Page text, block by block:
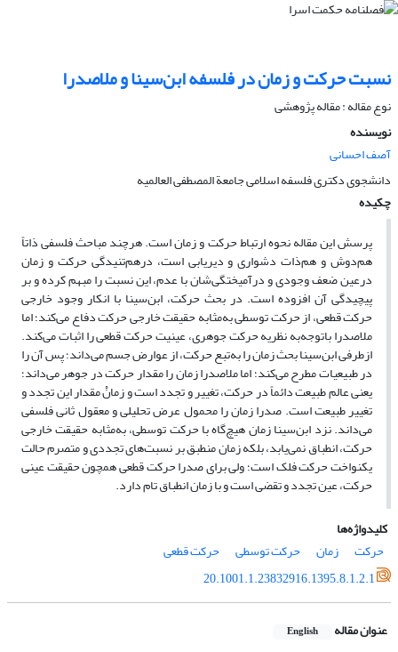
نسبت حرکت و زمان در فلسفه ابن‌سینا و ملاصدرا
نوع مقاله : مقاله پژوهشی
نویسنده
آصف احسانی
دانشجوی دکتری فلسفه اسلامی جامعة المصطفی العالمیه
چکیده
پرسش این مقاله نحوه ارتباط حرکت و زمان است. هرچند مباحث فلسفی ذاتاً
هم‌دوش و هم‌ذات دشواری و دیریابی است، درهم‌تنیدگی حرکت و زمان
درعین ضعف وجودی و درآمیختگی‌شان با عدم، این نسبت را مبهم کرده و بر
پیچیدگی آن افزوده است. در بحث حرکت، ابن‌سینا با انکار وجود خارجی
حرکت قطعی، از حرکت توسطی به‌مثابه حقیقت خارجی حرکت دفاع می‌کند؛ اما
ملاصدرا باتوجه‌به نظریه حرکت جوهری، عینیت حرکت قطعی را اثبات می‌کند.
ازطرفی ابن‌سینا بحث زمان را به‌تبع حرکت، از عوارض جسم می‌داند؛ پس آن را
در طبیعیات مطرح می‌کند؛ اما ملاصدرا زمان را مقدار حرکت در جوهر می‌داند؛
یعنی عالم طبیعت دائماً در حرکت، تغییر و تجدد است و زمانْ مقدار این تجدد و
تغییر طبیعت است. صدرا زمان را محمول عرض تحلیلی و معقول ثانی فلسفی
می‌داند. نزد ابن‌سینا زمان هیچ‌گاه با حرکت توسطی، به‌مثابه حقیقت خارجی
حرکت، انطباق نمی‌یابد، بلکه زمان منطبق بر نسبت‌های تجددی و متصرم حالت
یکنواخت حرکت فلک است؛ ولی برای صدرا حرکت قطعی همچون حقیقت عینی
حرکت، عین تجدد و تقضی است و با زمان انطباق تام دارد.
کلیدواژه‌ها
حرکت
زمان حرکت توسطی
حرکت قطعی
20.1001.1.23832916.1395.8.1.2.1
عنوان مقاله English